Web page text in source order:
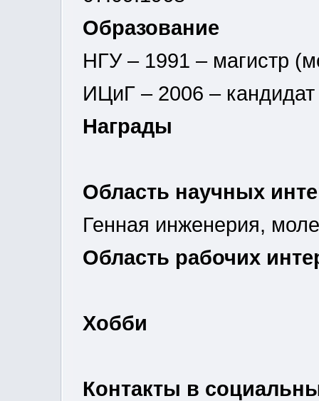
Образование
НГУ – 1991 – магистр
ИЦиГ – 2006 – кандидат
Награды
Область научных
Генная инженерия,
Область рабочих
Хобби
Контакты в